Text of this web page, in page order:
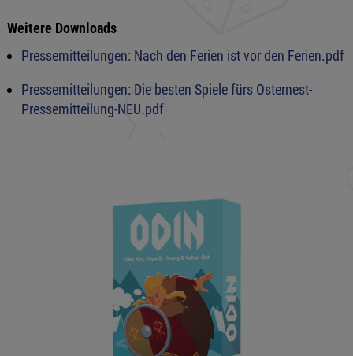
Weitere Downloads
Pressemitteilungen: Nach den Ferien ist vor den Ferien.pdf
Pressemitteilungen: Die besten Spiele fürs Osternest-
Pressemitteilung-NEU.pdf